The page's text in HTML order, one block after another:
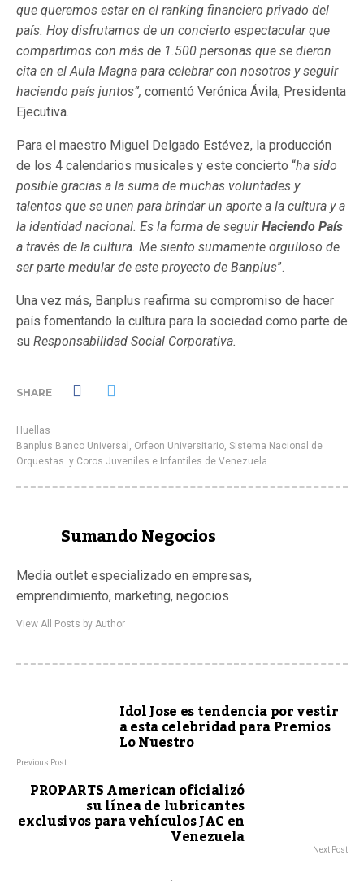
que queremos estar en el ranking financiero privado del
país. Hoy disfrutamos de un concierto espectacular que
compartimos con más de 1.500 personas que se dieron
cita en el Aula Magna para celebrar con nosotros y seguir
haciendo país juntos”, comentó Verónica Ávila, Presidenta
Ejecutiva.
Para el maestro Miguel Delgado Estévez, la producción
de los 4 calendarios musicales y este concierto “ha sido
posible gracias a la suma de muchas voluntades y
talentos que se unen para brindar un aporte a la cultura y a
la identidad nacional. Es la forma de seguirHaciendo País
a través de la cultura. Me siento sumamente orgulloso de
ser parte medular de este proyecto de Banplus”.
Una vez más, Banplus reafirma su compromiso de hacer
país fomentando la cultura para la sociedad como parte de
su Responsabilidad Social Corporativa.
SHARE
Huellas
Banplus Banco Universal , Orfeon Universitario, Sistema Nacional de
Orquestas y Coros Juveniles e Infantiles de Venezuela
Sumando Negocios
Media outlet especializado en empresas,
emprendimiento, marketing, negocios
View All Posts by Author
Idol Jose es tendencia por vestir
a esta celebridad para Premios
Lo Nuestro
Previous Post
PROPARTS American oficializó
su línea de lubricantes
exclusivos para vehículos JAC en
Venezuela Next Post